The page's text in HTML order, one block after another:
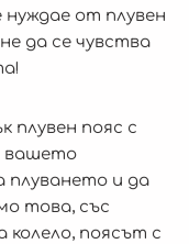
от плувен
да се чувства
плувен пояс с
вашето
плуването и да
това, със
поясът с